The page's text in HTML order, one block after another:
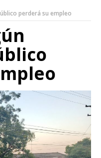
perderá su empleo